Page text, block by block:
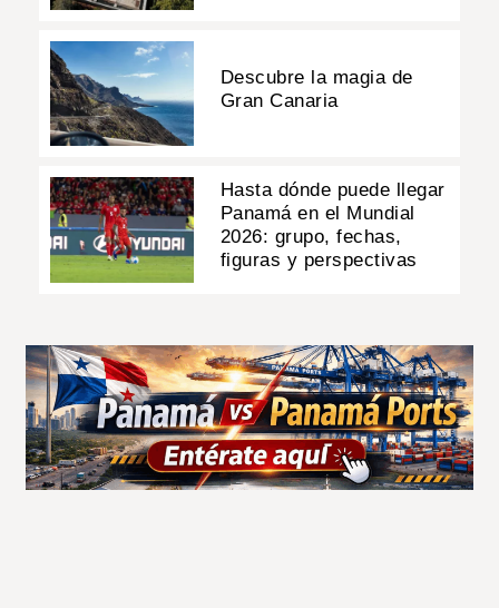
Descubre la magia de
Gran Canaria
Hasta dónde puede llegar
Panamá en el Mundial
2026: grupo, fechas,
figuras y perspectivas